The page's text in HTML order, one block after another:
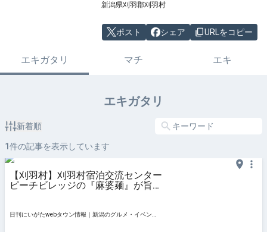
新潟県刈羽郡刈羽村
ポスト シェア URLをコピー
エキガタリ マチ エキ
エキガタリ
新着順
1件の記事を表示しています
【刈羽村】刈羽村宿泊交流センター
ピーチビレッジの『麻婆麺』が旨
日刊にいがたwebタウン情報｜新潟のグルメ・イベン